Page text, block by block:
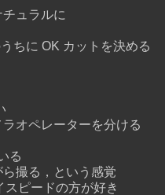
ュラルに
ちに OK カットを決める
オペレーターを分ける
る
撮る，という感覚
ピードの方が好き